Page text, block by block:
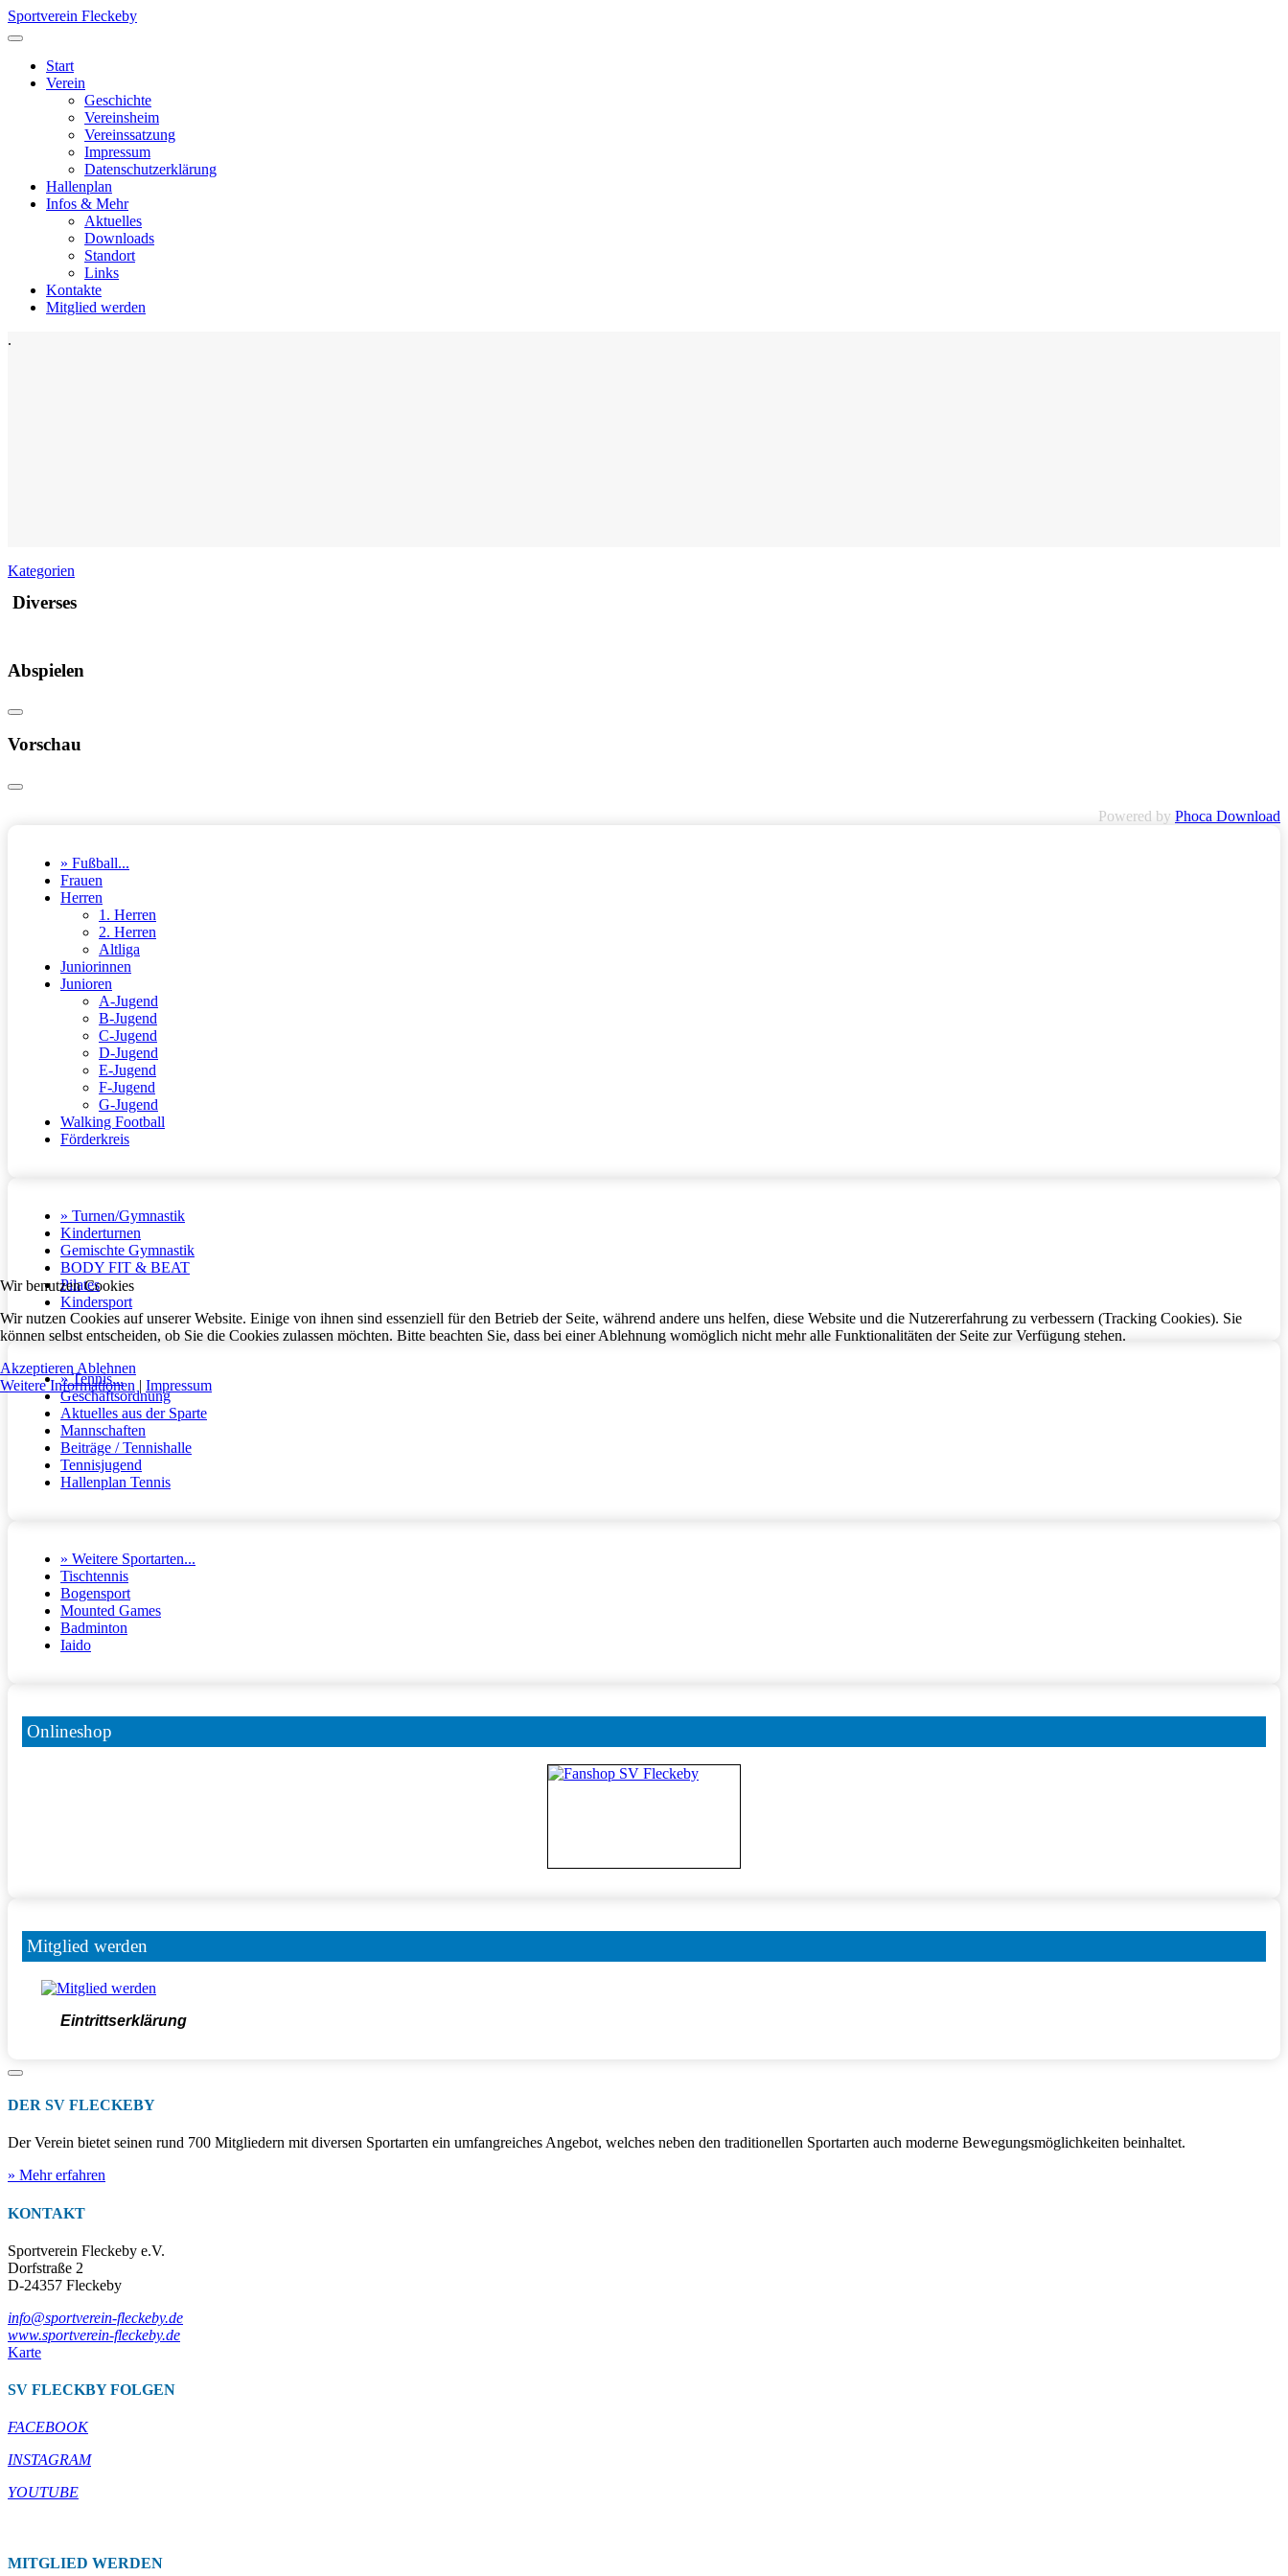
Sportverein Fleckeby
Start
Verein
Geschichte
Vereinsheim
Vereinssatzung
Impressum
Datenschutzerklärung
Hallenplan
Infos & Mehr
Aktuelles
Downloads
Standort
Links
Kontakte
Mitglied werden
.
Kategorien
Diverses
Abspielen
Vorschau
Powered by Phoca Download
» Fußball...
Frauen
Herren
1. Herren
2. Herren
Altliga
Juniorinnen
Junioren
A-Jugend
B-Jugend
C-Jugend
D-Jugend
E-Jugend
F-Jugend
G-Jugend
Walking Football
Förderkreis
» Turnen/Gymnastik
Kinderturnen
Gemischte Gymnastik
BODY FIT & BEAT
Pilates
Kindersport
» Tennis...
Geschäftsordnung
Aktuelles aus der Sparte
Mannschaften
Beiträge / Tennishalle
Tennisjugend
Hallenplan Tennis
» Weitere Sportarten...
Tischtennis
Bogensport
Mounted Games
Badminton
Iaido
Onlineshop
Mitglied werden
Eintrittserklärung
DER SV FLECKEBY
Der Verein bietet seinen rund 700 Mitgliedern mit diversen Sportarten ein umfangreiches Angebot, welches neben den traditionellen Sportarten auch moderne Bewegungsmöglichkeiten beinhaltet.
» Mehr erfahren
KONTAKT
Sportverein Fleckeby e.V.
Dorfstraße 2
D-24357 Fleckeby
info@sportverein-fleckeby.de
www.sportverein-fleckeby.de
Karte
SV FLECKBY FOLGEN
FACEBOOK
INSTAGRAM
YOUTUBE
MITGLIED WERDEN
Wir benutzen Cookies
Wir nutzen Cookies auf unserer Website. Einige von ihnen sind essenziell für den Betrieb der Seite, während andere uns helfen, diese Website und die Nutzererfahrung zu verbessern (Tracking Cookies). Sie
können selbst entscheiden, ob Sie die Cookies zulassen möchten. Bitte beachten Sie, dass bei einer Ablehnung womöglich nicht mehr alle Funktionalitäten der Seite zur Verfügung stehen.
Akzeptieren Ablehnen
Weitere Informationen | Impressum